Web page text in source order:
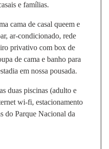
e famílias.
cama de casal queem e
ar-condicionado, rede
privativo com box de
de cama e banho para
em nossa pousada.
duas piscinas (adulto e
wi-fi, estacionamento
do Parque Nacional da